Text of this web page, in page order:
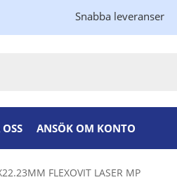
Snabba leveranser
ANSÖK OM KONTO
FLEXOVIT LASER MP